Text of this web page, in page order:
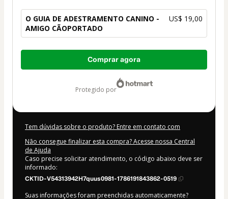
O GUIA DE ADESTRAMENTO CANINO -
AMIGO CÃOPORTADO
US$ 19,00
Total
Comprar agora
protegido por
Tem dúvidas sobre o produto? Entre em contato com
Não consegue finalizar esta compra? Acesse nossa Central
de Ajuda
Caso precise solicitar atendimento, o código abaixo deve ser
informado:
CKTID-V54313942H7quus0981-1786191843862-0519
Suas informações foram preenchidas automaticamente?